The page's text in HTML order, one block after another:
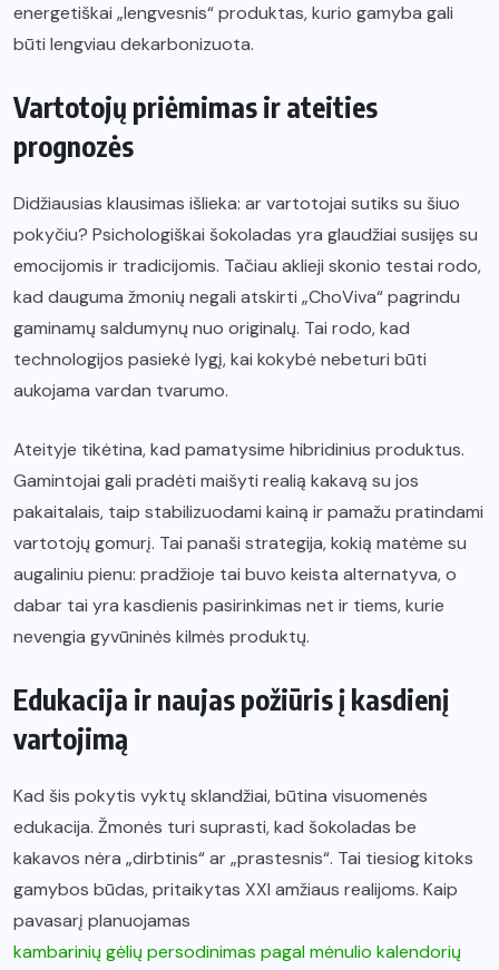
energetiškai „lengvesnis“ produktas, kurio gamyba gali
būti lengviau dekarbonizuota.
Vartotojų priėmimas ir ateities
prognozės
Didžiausias klausimas išlieka: ar vartotojai sutiks su šiuo
pokyčiu? Psichologiškai šokoladas yra glaudžiai susijęs su
emocijomis ir tradicijomis. Tačiau aklieji skonio testai rodo,
kad dauguma žmonių negali atskirti „ChoViva“ pagrindu
gaminamų saldumynų nuo originalų. Tai rodo, kad
technologijos pasiekė lygį, kai kokybė nebeturi būti
aukojama vardan tvarumo.
Ateityje tikėtina, kad pamatysime hibridinius produktus.
Gamintojai gali pradėti maišyti realią kakavą su jos
pakaitalais, taip stabilizuodami kainą ir pamažu pratindami
vartotojų gomurį. Tai panaši strategija, kokią matėme su
augaliniu pienu: pradžioje tai buvo keista alternatyva, o
dabar tai yra kasdienis pasirinkimas net ir tiems, kurie
nevengia gyvūninės kilmės produktų.
Edukacija ir naujas požiūris į kasdienį
vartojimą
Kad šis pokytis vyktų sklandžiai, būtina visuomenės
edukacija. Žmonės turi suprasti, kad šokoladas be
kakavos nėra „dirbtinis“ ar „prastesnis“. Tai tiesiog kitoks
gamybos būdas, pritaikytas XXI amžiaus realijoms. Kaip
pavasarį planuojamas
kambarinių gėlių persodinimas pagal mėnulio kalendorių